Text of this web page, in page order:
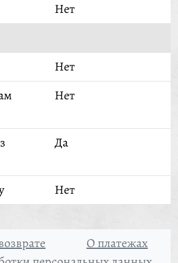
Нет
Нет
Нет
Да
Нет
О платежах